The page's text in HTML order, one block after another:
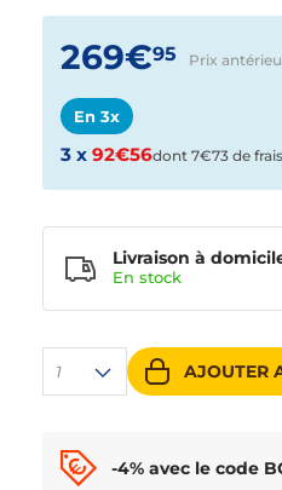
269€95 Prix
En 3x
3 x 92€56dont 7€73 de frais
1 AJOUTER
Livraison à
En stock
-4% avec le code